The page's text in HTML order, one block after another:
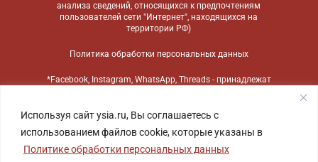
Используя сайт ysia.ru, Вы соглашаетесь с
использованием файлов cookie, которые указаны в
Политике обработки персональных данных
анализа сведений, относящихся к предпочтениям
пользователей сети "Интернет", находящихся на
территории РФ)
Политика обработки персональных данных
*Facebook, Instagram, WhatsApp, Threads - принадлежат